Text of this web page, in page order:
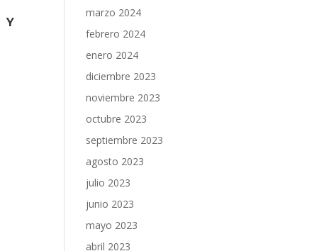
Y
marzo 2024
febrero 2024
enero 2024
diciembre 2023
noviembre 2023
octubre 2023
septiembre 2023
agosto 2023
julio 2023
junio 2023
mayo 2023
abril 2023